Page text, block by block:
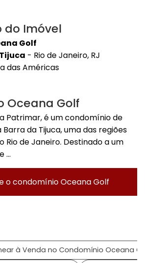
do Imóvel
Golf
- Rio de Janeiro, RJ
das Américas
Oceana Golf
Patrimar, é um condomínio de
Barra da Tijuca, uma das regiões
Rio de Janeiro. Destinado a um
...
o condomínioOceana Golf
à Venda no Condomínio Oceana